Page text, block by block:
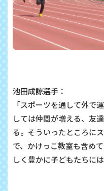
池田成諒選手：
「スポーツを通して外で
しては仲間が増える、友
る。そういったところに
で、かけっこ教室も含め
しく豊かに子どもたちに